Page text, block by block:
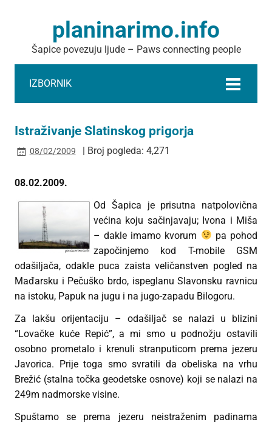
planinarimo.info
Šapice povezuju ljude – Paws connecting people
IZBORNIK
Istraživanje Slatinskog prigorja
08/02/2009 | Broj pogleda: 4,271
08.02.2009.
Od Šapica je prisutna natpolovična
većina koju sačinjavaju; Ivona i Miša
– dakle imamo kvorum
pa pohod
započinjemo kod T-mobile GSM
odašiljača, odakle puca zaista veličanstven pogled na
Mađarsku i Pečuško brdo, ispeglanu Slavonsku ravnicu
na istoku, Papuk na jugu i na jugo-zapadu Bilogoru.
Za lakšu orijentaciju – odašiljač se nalazi u blizini
“Lovačke kuće Repić”, a mi smo u podnožju ostavili
osobno prometalo i krenuli stranputicom prema jezeru
Javorica. Prije toga smo svratili da obeliska na vrhu
Brežić (stalna točka geodetske osnove) koji se nalazi na
249m nadmorske visine.
Spuštamo se prema jezeru neistraženim padinama